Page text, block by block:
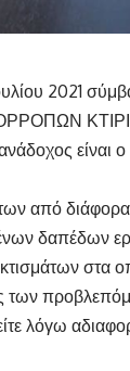
2021
είναι ο
από
δαπέδων
στα
των
λόγω